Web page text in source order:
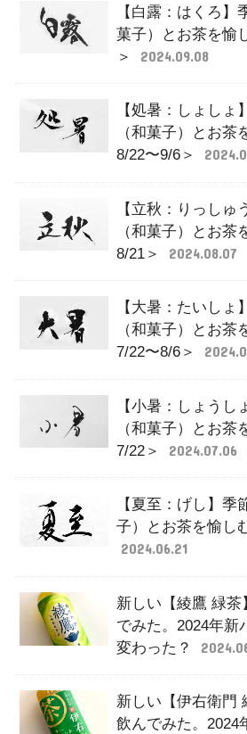
【白露：はくろ】
菓子）とお茶を愉
＞
2024.09.08
【処暑：しょしょ
（和菓子）とお茶
8/22〜9/6＞
【立秋：りっしゅ
（和菓子）とお茶
8/21＞
2024.08.07
【大暑：たいしょ
（和菓子）とお茶
7/22〜8/6＞
【小暑：しょうし
（和菓子）とお茶
7/22＞
2024.07.06
【夏至：げし】
子）とお茶を愉し
2024.06.21
新しい【綾鷹 緑
でみた。2024年新
変わった？
新しい【伊右衛門
飲んでみた。2024